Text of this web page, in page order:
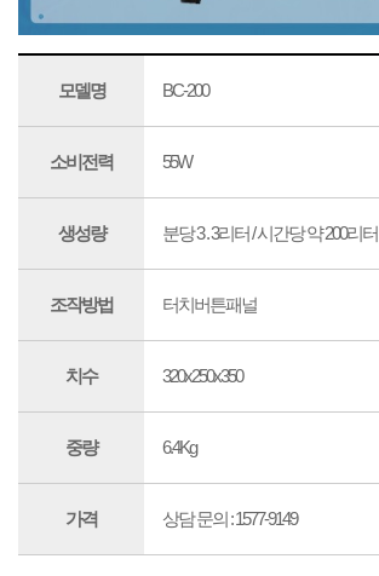
모델명 BC-200
소비전력 55W
생성량 분당 3 . 3리터 / 시간당 약 200리터
조작방법 터치버튼패널
치수 320x250x350
중량 6.4Kg
가격 상담 문의 : 1577-9149